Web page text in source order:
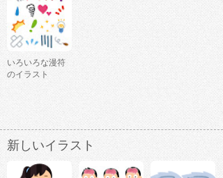
いろいろな漫符
のイラスト
新しいイラスト